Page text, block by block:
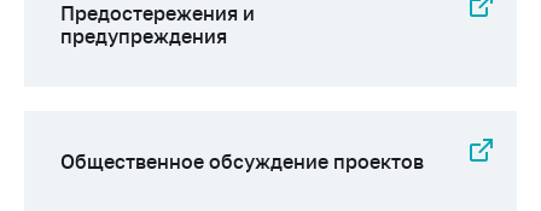
Предостережения и
предупреждения
Общественное обсуждение проектов